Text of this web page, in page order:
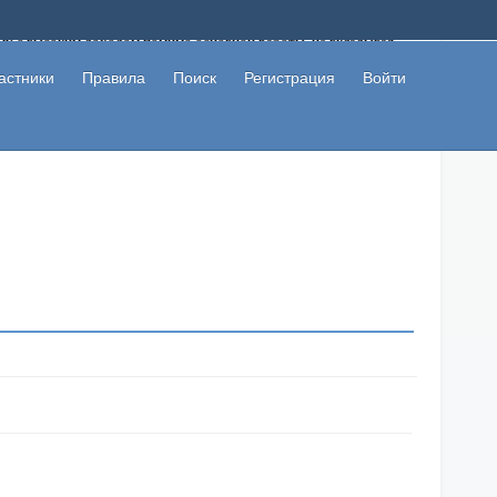
с высоким доходом помимо основной работы, не вкладывая
не попались на развод. Вы сможете начать зарабатывать
Правила Поиск Регистрация Войти